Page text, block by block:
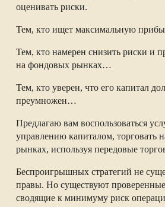
оценивать риски.
Тем, кто ищет максимальную
Тем, кто намерен снизить риски и
на фондовых рынках…
Тем, кто уверен, что его капитал
преумножен…
Предлагаю вам воспользоваться
управлению капиталом, торговать
рынках, используя передовые
Беспроигрышных стратегий не
правы. Но существуют
сводящие к минимуму риск